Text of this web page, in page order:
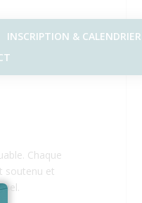
INSCRIPTION & CALENDRIER
Chaque
soutenu et